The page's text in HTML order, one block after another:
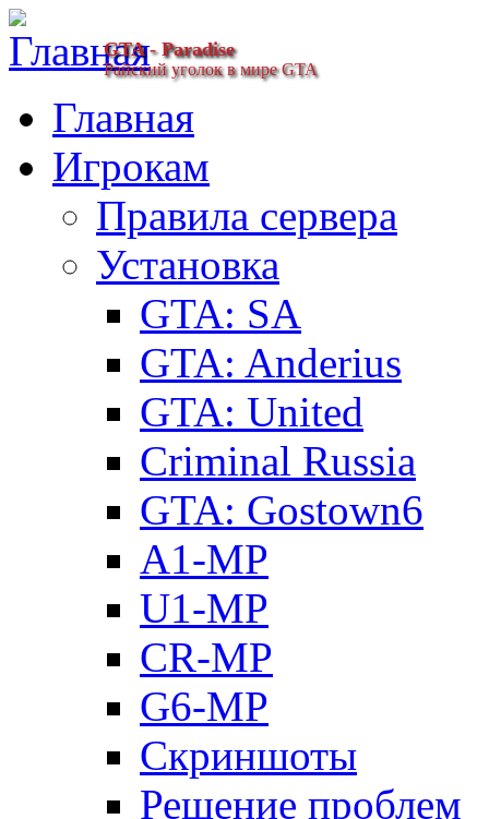
GTA - Paradise
Райский уголок в мире GTA
Главная
Игрокам
Правила сервера
Установка
GTA: SA
GTA: Anderius
GTA: United
Criminal Russia
GTA: Gostown6
A1-MP
U1-MP
CR-MP
G6-MP
Скриншоты
Решение проблем